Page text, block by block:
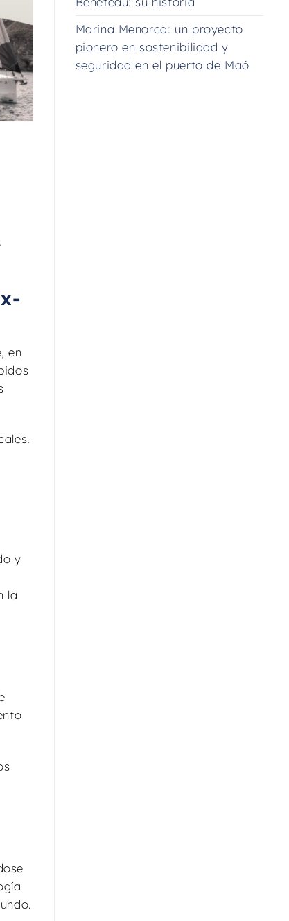
en
y
la
Marina Menorca: un proyecto
pionero en sostenibilidad y
seguridad en el puerto de Maó